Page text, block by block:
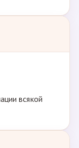
всякой